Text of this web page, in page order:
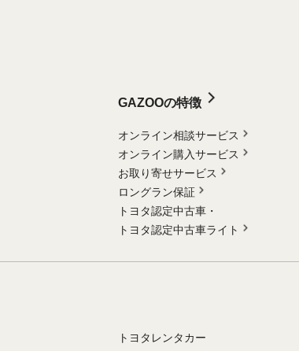
GAZOOの特徴
オンライン相談サービス
オンライン購入サービス
お取り寄せサービス
ロングラン保証
トヨタ認定中古車・
トヨタ認定中古車ライト
トヨタレンタカー